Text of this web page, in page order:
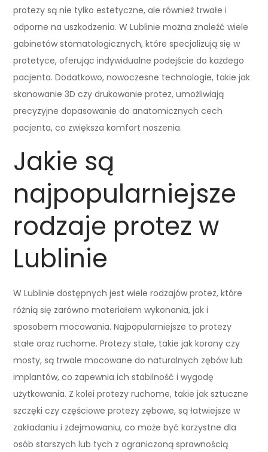
protezy są nie tylko estetyczne, ale również trwałe i
odporne na uszkodzenia. W Lublinie można znaleźć wiele
gabinetów stomatologicznych, które specjalizują się w
protetyce, oferując indywidualne podejście do każdego
pacjenta. Dodatkowo, nowoczesne technologie, takie jak
skanowanie 3D czy drukowanie protez, umożliwiają
precyzyjne dopasowanie do anatomicznych cech
pacjenta, co zwiększa komfort noszenia.
Jakie są
najpopularniejsze
rodzaje protez w
Lublinie
W Lublinie dostępnych jest wiele rodzajów protez, które
różnią się zarówno materiałem wykonania, jak i
sposobem mocowania. Najpopularniejsze to protezy
stałe oraz ruchome. Protezy stałe, takie jak korony czy
mosty, są trwale mocowane do naturalnych zębów lub
implantów, co zapewnia ich stabilność i wygodę
użytkowania. Z kolei protezy ruchome, takie jak sztuczne
szczęki czy częściowe protezy zębowe, są łatwiejsze w
zakładaniu i zdejmowaniu, co może być korzystne dla
osób starszych lub tych z ograniczoną sprawnością